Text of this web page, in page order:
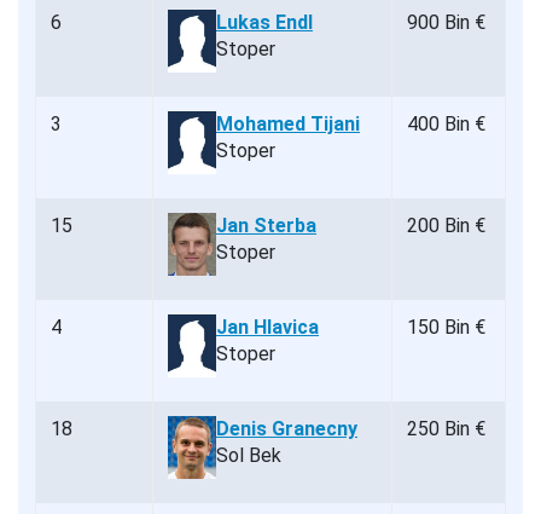
6
Lukas Endl
Stoper
900 Bin €
3
Mohamed Tijani
Stoper
400 Bin €
15
Jan Sterba
Stoper
200 Bin €
4
Jan Hlavica
Stoper
150 Bin €
18
Denis Granecny
Sol Bek
250 Bin €